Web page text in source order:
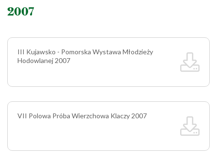
2007
III Kujawsko - Pomorska Wystawa Młodzieży
Hodowlanej 2007
VII Polowa Próba Wierzchowa Klaczy 2007